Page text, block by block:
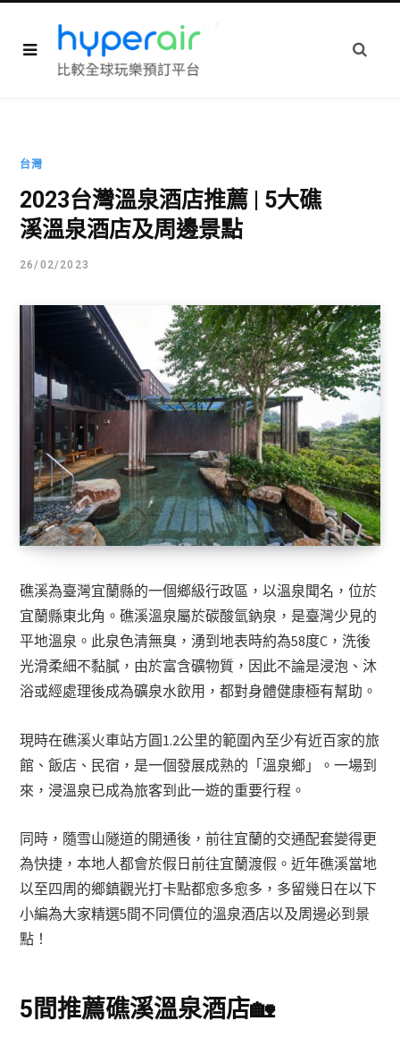
台灣
2023台灣溫泉酒店推薦 | 5大礁
溪溫泉酒店及周邊景點
26/02/2023
礁溪為臺灣宜蘭縣的一個鄉級行政區，以溫泉聞名，位於
宜蘭縣東北角。礁溪溫泉屬於碳酸氫鈉泉，是臺灣少見的
平地溫泉。此泉色清無臭，湧到地表時約為58度C，洗後
光滑柔細不黏膩，由於富含礦物質，因此不論是浸泡、沐
浴或經處理後成為礦泉水飲用，都對身體健康極有幫助。
現時在礁溪火車站方圓1.2公里的範圍內至少有近百家的旅
館、飯店、民宿，是一個發展成熟的「溫泉鄉」。一場到
來，浸溫泉已成為旅客到此一遊的重要行程。
同時，隨雪山隧道的開通後，前往宜蘭的交通配套變得更
為快捷，本地人都會於假日前往宜蘭渡假。近年礁溪當地
以至四周的鄉鎮觀光打卡點都愈多愈多，多留幾日在以下
小編為大家精選5間不同價位的溫泉酒店以及周邊必到景
點！
5間推薦礁溪溫泉酒店🏡